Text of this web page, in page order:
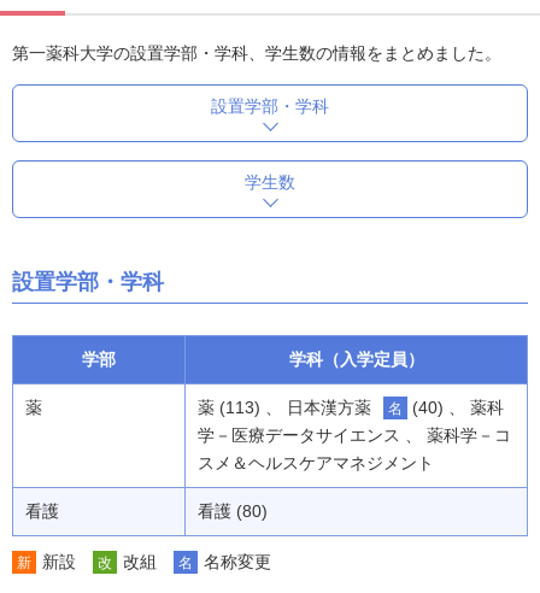
第一薬科大学の設置学部・学科、学生数の情報をまとめました。
設置学部・学科
学生数
設置学部・学科
学部 学科（入学定員）
薬 薬 (113) 、 日本漢方薬 名
(40) 、 薬科
学－医療データサイエンス 、 薬科学－コ
スメ＆ヘルスケアマネジメント
看護 看護 (80)
新 新設 改 改組 名 名称変更